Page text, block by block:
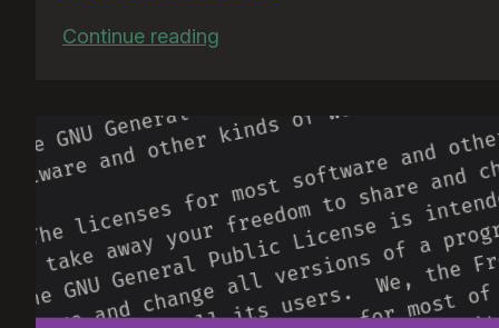
Continue reading
i
Otwartego
Oprogramowania